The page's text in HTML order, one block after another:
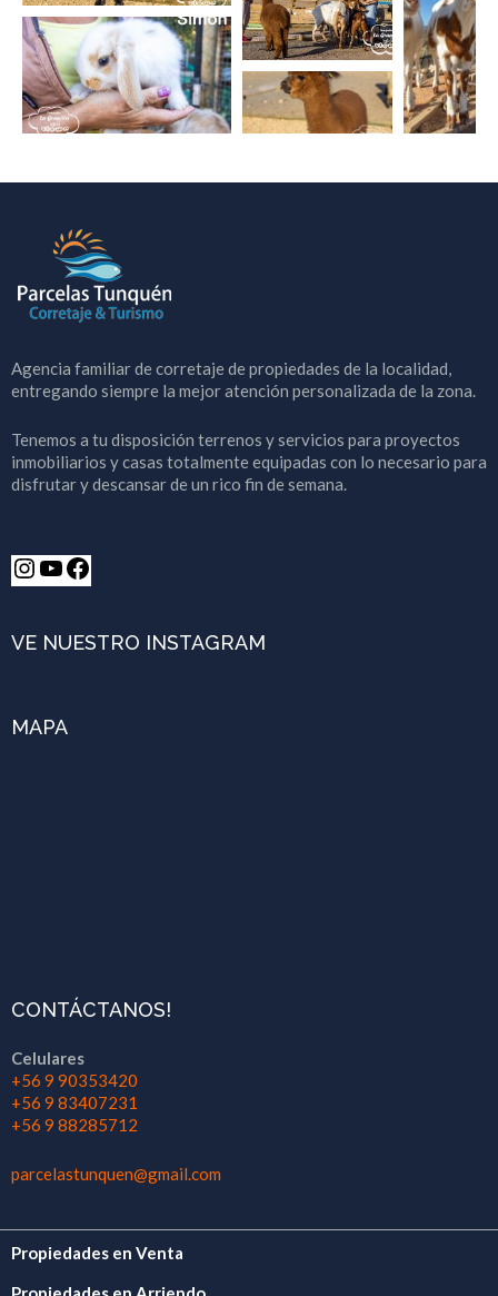
Agencia familiar de corretaje de propiedades de la localidad,
entregando siempre la mejor atención personalizada de la zona.
Tenemos a tu disposición terrenos y servicios para proyectos
inmobiliarios y casas totalmente equipadas con lo necesario para
disfrutar y descansar de un rico fin de semana.
VE NUESTRO INSTAGRAM
MAPA
CONTÁCTANOS!
Celulares
+56 9 90353420
+56 9 83407231
+56 9 88285712
parcelastunquen@gmail.com
Propiedades en Venta